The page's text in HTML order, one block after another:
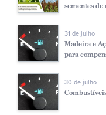
sementes
31 de julho
Madeira e
para
30 de julho